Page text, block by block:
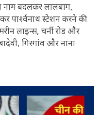
नाम बदलकर लालबाग,
पार्श्वनाथ स्टेशन करने की
लाइन्स, चर्नी रोड और
गिरगांव और नाना